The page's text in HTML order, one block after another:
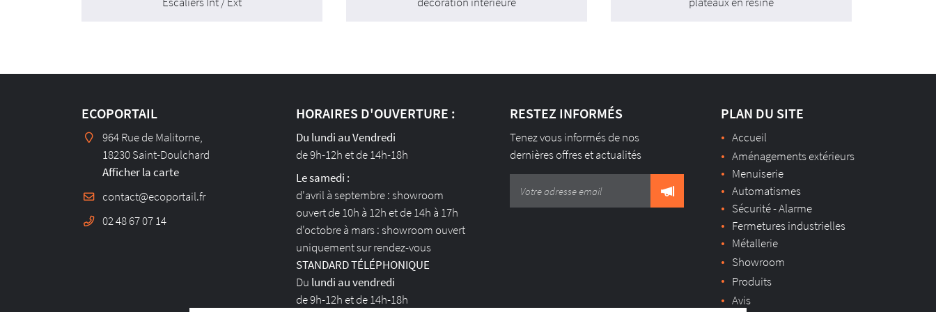
ECOPORTAIL
964 Rue de Malitorne,
18230 Saint-Doulchard
Afficher la carte
02 48 67 07 14
HORAIRES D'OUVERTURE :
Du lundi au Vendredi
de 9h-12h et de 14h-18h
Le samedi :
d'avril à septembre : showroom
ouvert de 10h à 12h et de 14h à 17h
d'octobre à mars : showroom ouvert
uniquement sur rendez-vous
STANDARD TÉLÉPHONIQUE
Du lundi au vendredi
de 9h-12h et de 14h-18h
RESTEZ INFORMÉS
Tenez vous informés de nos
dernières offres et actualités
PLAN DU SITE
Accueil
Aménagements extérieurs
Menuiserie
Automatismes
Sécurité - Alarme
Fermetures industrielles
Métallerie
Showroom
Produits
Avis